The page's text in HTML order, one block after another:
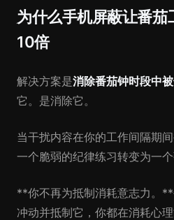
为什么手机屏蔽让番茄
10倍
解决方案是消除番茄钟时段中
它。是消除它。
当干扰内容在你的工作间隔期
一个脆弱的纪律练习转变为一个
**你不再为抵制消耗意志力。
冲动并抵制它，你都在消耗心